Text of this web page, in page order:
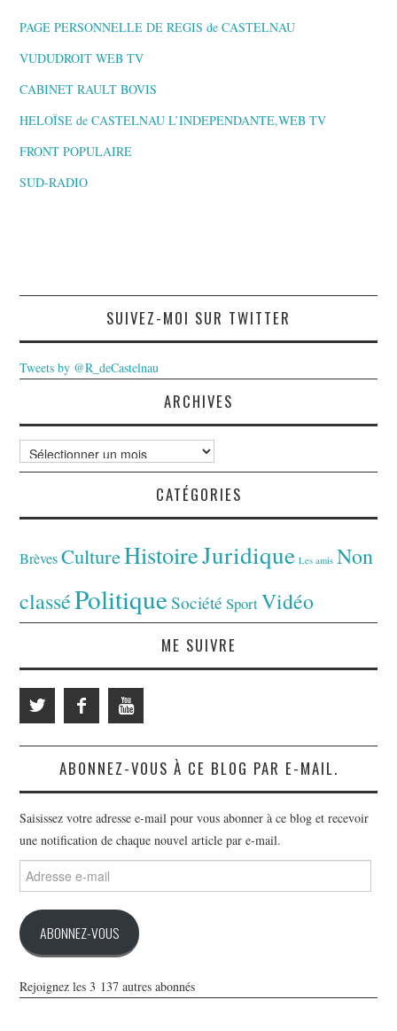
PAGE PERSONNELLE DE REGIS de CASTELNAU
VUDUDROIT WEB TV
CABINET RAULT BOVIS
HELOÏSE de CASTELNAU L’INDEPENDANTE,WEB TV
FRONT POPULAIRE
SUD-RADIO
SUIVEZ-MOI SUR TWITTER
Tweets by @R_deCastelnau
ARCHIVES
Archives
CATÉGORIES
Brèves CultureHistoireJuridique Les amis Non
classéPolitiqueSociété SportVidéo
ME SUIVRE
ABONNEZ-VOUS À CE BLOG PAR E-MAIL.
Saisissez votre adresse e-mail pour vous abonner à ce blog et recevoir
une notification de chaque nouvel article par e-mail.
Adresse
e-
ABONNEZ-VOUS
Rejoignez les 3 137 autres abonnés